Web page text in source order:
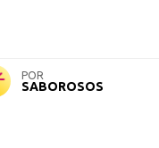
POR
SABOROSOS